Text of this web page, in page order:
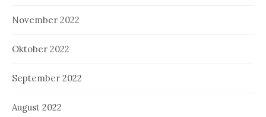
November 2022
Oktober 2022
September 2022
August 2022